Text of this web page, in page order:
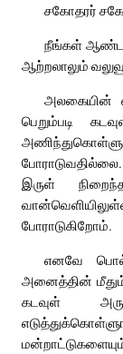
சகோதரர்
நீங்கள்
ஆற்றலாலும்
அலகையின்
பெறும்படி
இருள்
போராடுகிறோம்.
எனவே
அனைத்தின் மீதும்
கடவுள்